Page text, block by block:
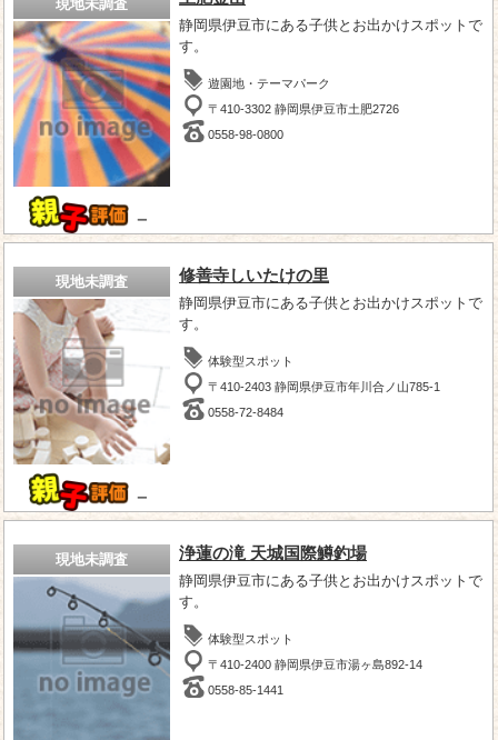
現地未調査
－
静岡県伊豆市にある子供とお出かけスポットで
す。
遊園地・テーマパーク
〒410-3302 静岡県伊豆市土肥2726
0558-98-0800
現地未調査
－
修善寺しいたけの里
静岡県伊豆市にある子供とお出かけスポットで
す。
体験型スポット
〒410-2403 静岡県伊豆市年川合ノ山785-1
0558-72-8484
現地未調査 浄蓮の滝 天城国際鱒釣場
静岡県伊豆市にある子供とお出かけスポットで
す。
体験型スポット
〒410-2400 静岡県伊豆市湯ヶ島892-14
0558-85-1441